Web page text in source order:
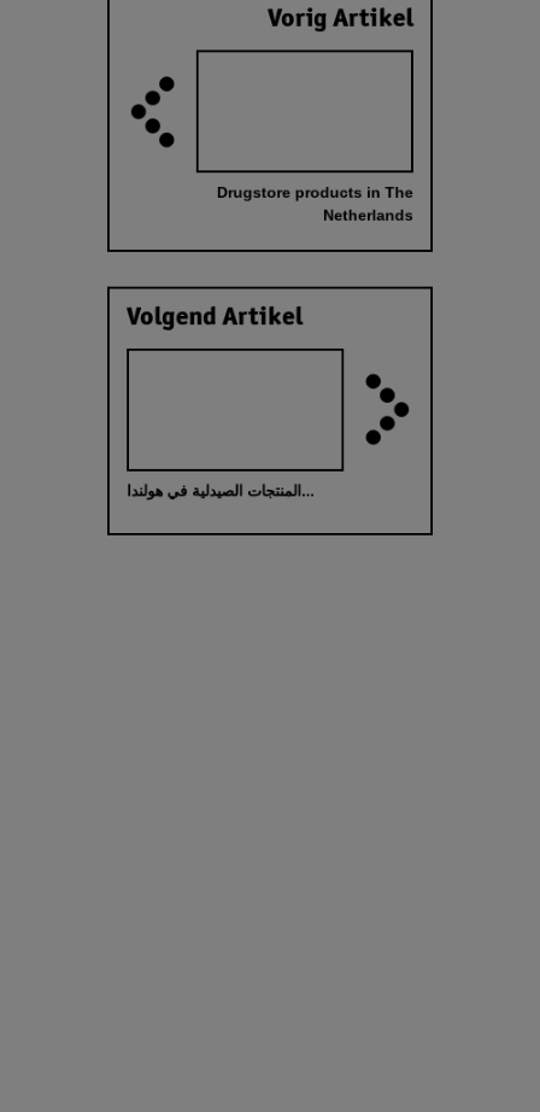
Vorig Artikel
Drugstore products in The
Netherlands
Volgend Artikel
المنتجات الصيدلية في هولندا...